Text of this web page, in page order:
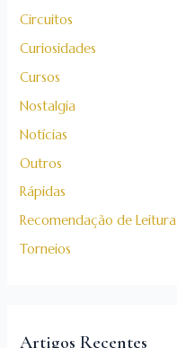
Circuitos
Curiosidades
Cursos
Nostalgia
Notícias
Outros
Rápidas
Recomendação de Leitura
Torneios
Artigos Recentes